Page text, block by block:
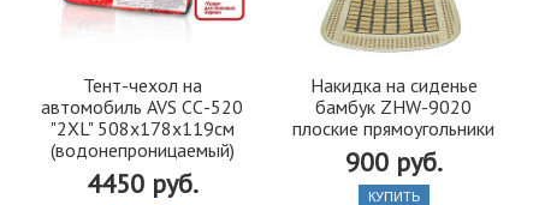
Тент-чехол на
автомобиль AVS СС-520
"2XL" 508х178х119см
(водонепроницаемый)
4450 руб.
Накидка на сиденье
бамбук ZHW-9020
плоские прямоугольники
900 руб.
КУПИТЬ